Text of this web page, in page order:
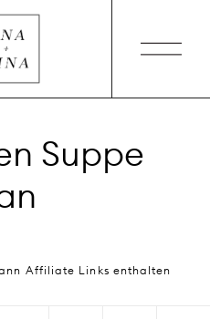
Suppe
Affiliate Links enthalten